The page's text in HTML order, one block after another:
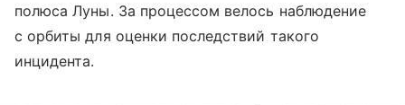
полюса Луны. За процессом велось наблюдение
с орбиты для оценки последствий такого
инцидента.